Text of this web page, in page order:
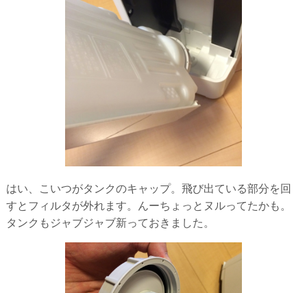
はい、こいつがタンクのキャップ。飛び出ている部分を回
すとフィルタが外れます。んーちょっとヌルってたかも。
タンクもジャブジャブ新っておきました。